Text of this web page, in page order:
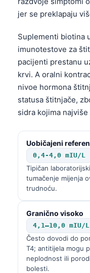
jer se preklapaju
Suplementi biotina
imunotestove za
pacijenti prestanu
krvi. A oralni
nivoe hormona
statusa štitnjače,
sidra kojima
Uobičajeni
0,4-4,0 mIU/L
Tipičan
tumačenje mijenja
trudnoću.
Granično visoko
4,1–10,0 mIU/L
Često dovodi do
T4; antitijela mogu
neplodnost ili
bolesti.Euskara
Gàidhlig
Occitan
العربية المغربية
Afrikaans
Монгол
ພາສາລາວ
Basa Jawa
ئۇيغۇرچە
Кыргызча
Татар теле
Беларуская
Esperanto
Frysk
Ślōnskŏ gŏdka